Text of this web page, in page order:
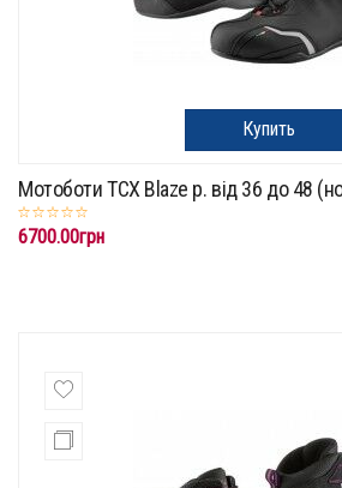
Купить
Мотоботи TCX Blaze p. від 36 до 48
6700.00грн